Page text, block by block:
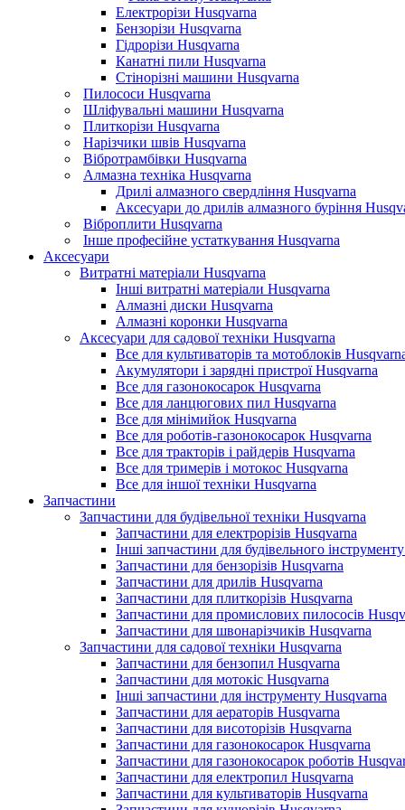
Електрорізи Husqvarna
Бензорізи Husqvarna
Гідрорізи Husqvarna
Канатні пили Husqvarna
Стінорізні машини Husqvarna
Пилососи Husqvarna
Шліфувальні машини Husqvarna
Плиткорізи Husqvarna
Нарізчики швів Husqvarna
Вібротрамбівки Husqvarna
Алмазна техніка Husqvarna
Дрилі алмазного свердління Husqvarna
Аксесуари до дрилів алмазного буріння
Віброплити Husqvarna
Інше професійне устаткування Husqvarna
Аксесуари
Витратні матеріали Husqvarna
Інші витратні матеріали Husqvarna
Алмазні диски Husqvarna
Алмазні коронки Husqvarna
Аксесуари для садової техніки Husqvarna
Все для культиваторів та мотоблоків
Акумулятори і зарядні пристрої Husqvarna
Все для газонокосарок Husqvarna
Все для ланцюгових пил Husqvarna
Все для мінімийок Husqvarna
Все для роботів-газонокосарок Husqvarna
Все для тракторів і райдерів Husqvarna
Все для тримерів і мотокос Husqvarna
Все для іншої техніки Husqvarna
Запчастини
Запчастини для будівельної техніки Husqvarna
Запчастини для електрорізів Husqvarna
Інші запчастини для будівельного
Запчастини для бензорізів Husqvarna
Запчастини для дрилів Husqvarna
Запчастини для плиткорізів Husqvarna
Запчастини для промислових пилососів
Запчастини для швонарізчиків Husqvarna
Запчастини для садової техніки Husqvarna
Запчастини для бензопил Husqvarna
Запчастини для мотокіс Husqvarna
Інші запчастини для інструменту Husqvarna
Запчастини для аераторів Husqvarna
Запчастини для висоторізів Husqvarna
Запчастини для газонокосарок Husqvarna
Запчастини для газонокосарок роботів
Запчастини для електропил Husqvarna
Запчастини для культиваторів Husqvarna